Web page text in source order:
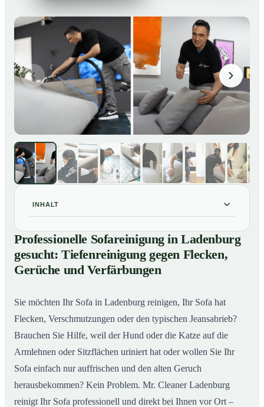
INHALT
01 Professionelle Sofareinigung in Ladenburg gesucht:
Tiefenreinigung gegen Flecken, Gerüche und
Verfärbungen
02So wird Ihr Sofa in Ladenburg wieder wie neu
Professionelle Sofareinigung in Ladenburg
gesucht: Tiefenreinigung gegen Flecken,
Gerüche und Verfärbungen
Sie möchten Ihr Sofa in Ladenburg reinigen, Ihr Sofa hat
Flecken, Verschmutzungen oder den typischen Jeansabrieb?
Brauchen Sie Hilfe, weil der Hund oder die Katze auf die
Armlehnen oder Sitzflächen uriniert hat oder wollen Sie Ihr
Sofa einfach nur auffrischen und den alten Geruch
herausbekommen? Kein Problem. Mr. Cleaner Ladenburg
reinigt Ihr Sofa professionell und direkt bei Ihnen vor Ort –